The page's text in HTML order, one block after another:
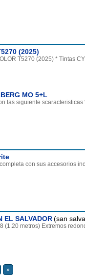
(2025)
T5270 (2025) * Tintas
MO 5+L
las siguiente
con sus accesorios
SALVADOR(san
metros) Extremos
»